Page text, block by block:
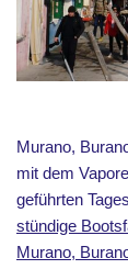
Murano,
mit dem
geführten
stündige
Murano,